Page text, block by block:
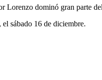
dominó gran parte
sábado 16 de diciembre.